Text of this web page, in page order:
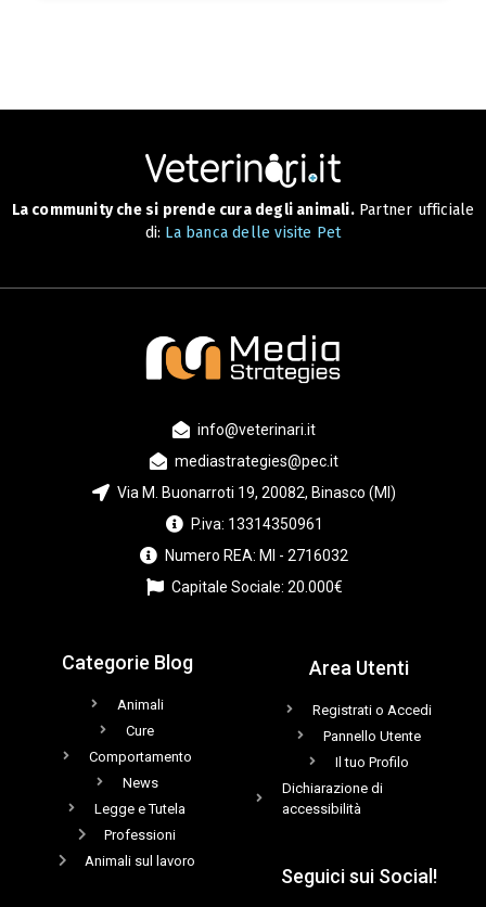
La community che si prende cura degli animali.Partner ufficiale
di: La banca delle visite Pet
info@veterinari.it
mediastrategies@pec.it
Via M. Buonarroti 19, 20082, Binasco (MI)
P.iva: 13314350961
Numero REA: MI - 2716032
Capitale Sociale: 20.000€
Categorie Blog
Animali
Cure
Comportamento
News
Legge e Tutela
Professioni
Animali sul lavoro
Area Utenti
Registrati o Accedi
Pannello Utente
Il tuo Profilo
Dichiarazione di
accessibilità
Seguici sui Social!